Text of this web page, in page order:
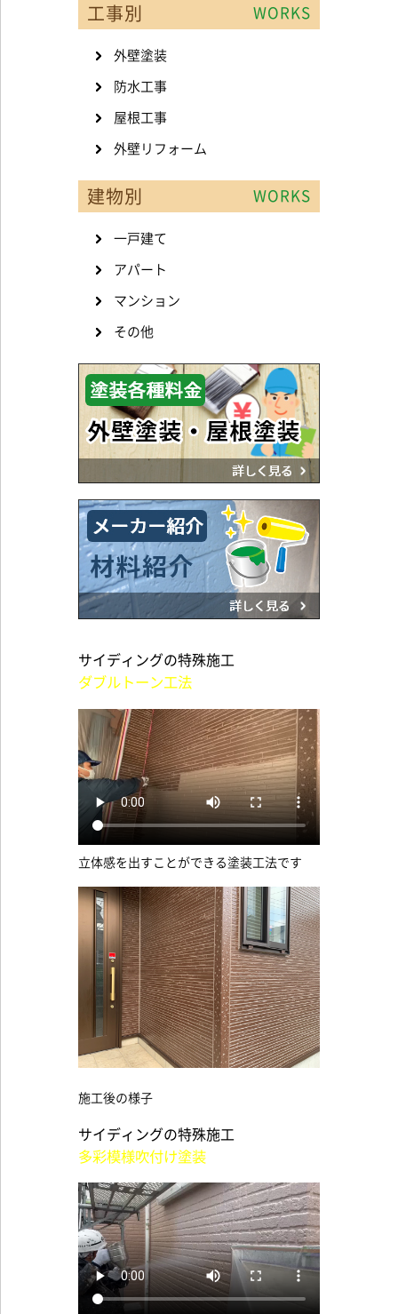
工事別 WORKS
外壁塗装
防水工事
屋根工事
外壁リフォーム
建物別 WORKS
一戸建て
アパート
マンション
その他
サイディングの特殊施工
ダブルトーン工法
立体感を出すことができる塗装工法です
施工後の様子
サイディングの特殊施工
多彩模様吹付け塗装